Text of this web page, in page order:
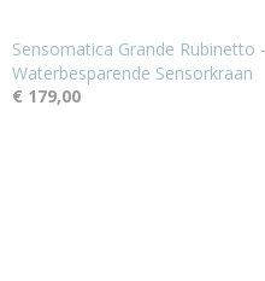
Sensomatica Grande Rubinetto
Waterbesparende Sensorkraan
€ 179,00